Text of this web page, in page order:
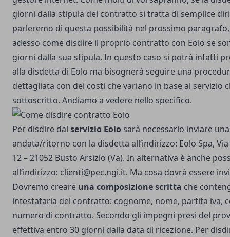
giorni dalla stipula del contratto si tratta di semplice
parleremo di questa possibilità nel prossimo
adesso come disdire il proprio contratto con Eolo se
giorni dalla sua stipula. In questo caso si potrà infatti
alla disdetta di Eolo ma bisognerà seguire una
dettagliata con dei costi che variano in base al servizio
sottoscritto. Andiamo a vedere nello specifico.
Per disdire dal servizio Eolo sarà necessario inviare
andata/ritorno con la disdetta all’indirizzo: Eolo Spa,
12 – 21052 Busto Arsizio (Va). In alternativa è anche
all’indirizzo: clienti@pec.ngi.it. Ma cosa dovrà essere
Dovremo creare una composizione scritta che
intestataria del contratto: cognome, nome, partita iva,
numero di contratto. Secondo gli impegni presi del
effettiva entro 30 giorni dalla data di ricezione. Per